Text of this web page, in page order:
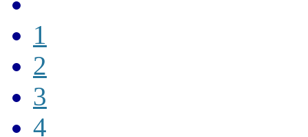
1
2
3
4